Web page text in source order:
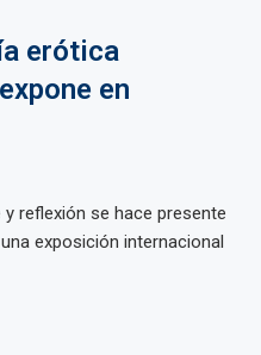
erótica
en
reflexión se hace presente
una exposición internacional